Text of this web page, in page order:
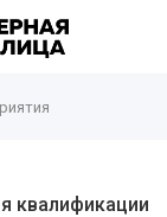
квалификации